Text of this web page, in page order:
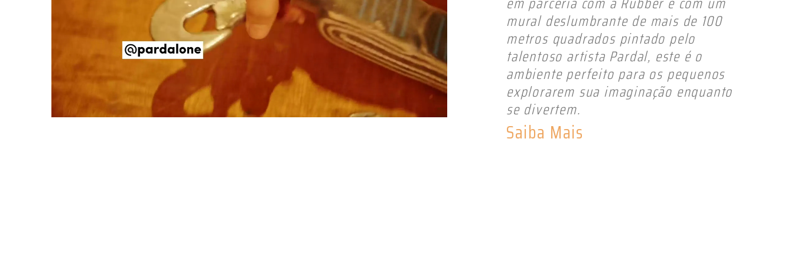
mural deslumbrante de mais de 100
metros quadrados pintado pelo
talentoso artista Pardal, este é o
ambiente perfeito para os pequenos
explorarem sua imaginação enquanto
se divertem.
Saiba Mais